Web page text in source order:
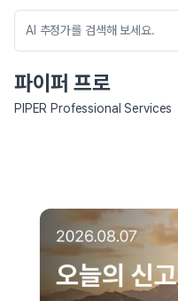
파이퍼 프로
PIPER Professional Services